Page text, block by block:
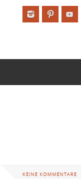
KEINE KOMMENTARE